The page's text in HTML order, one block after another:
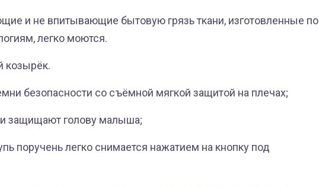
и не впитывающие бытовую грязь ткани, изготовленные по
легко моются.
козырёк.
безопасности со съёмной мягкой защитой на плечах;
защищают голову малыша;
поручень легко снимается нажатием на кнопку под